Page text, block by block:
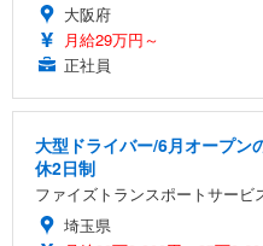
大阪府
月給29万円～
正社員
大型ドライバー/6月オープン
休2日制
ファイズトランスポートサービ
埼玉県